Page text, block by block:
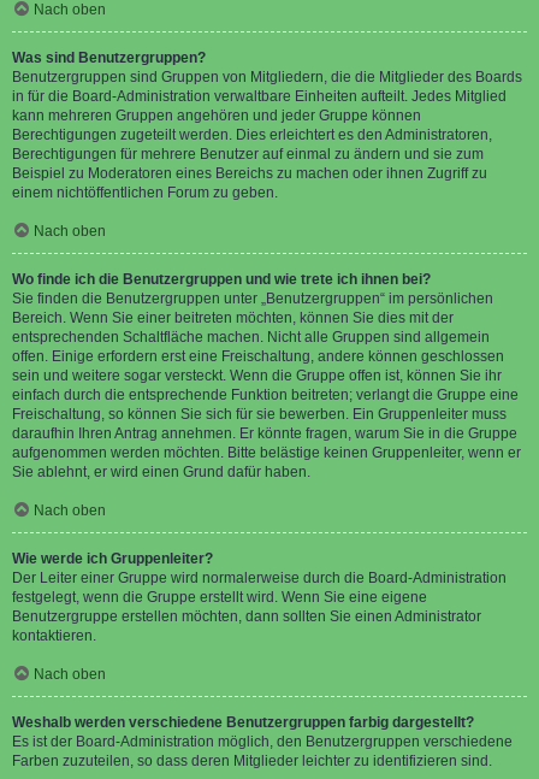
Nach oben
Was sind Benutzergruppen?
Benutzergruppen sind Gruppen von Mitgliedern, die die Mitglieder des Boards
in für die Board-Administration verwaltbare Einheiten aufteilt. Jedes Mitglied
kann mehreren Gruppen angehören und jeder Gruppe können
Berechtigungen zugeteilt werden. Dies erleichtert es den Administratoren,
Berechtigungen für mehrere Benutzer auf einmal zu ändern und sie zum
Beispiel zu Moderatoren eines Bereichs zu machen oder ihnen Zugriff zu
einem nichtöffentlichen Forum zu geben.
Nach oben
Wo finde ich die Benutzergruppen und wie trete ich ihnen bei?
Sie finden die Benutzergruppen unter „Benutzergruppen“ im persönlichen
Bereich. Wenn Sie einer beitreten möchten, können Sie dies mit der
entsprechenden Schaltfläche machen. Nicht alle Gruppen sind allgemein
offen. Einige erfordern erst eine Freischaltung, andere können geschlossen
sein und weitere sogar versteckt. Wenn die Gruppe offen ist, können Sie ihr
einfach durch die entsprechende Funktion beitreten; verlangt die Gruppe eine
Freischaltung, so können Sie sich für sie bewerben. Ein Gruppenleiter muss
daraufhin Ihren Antrag annehmen. Er könnte fragen, warum Sie in die Gruppe
aufgenommen werden möchten. Bitte belästige keinen Gruppenleiter, wenn er
Sie ablehnt, er wird einen Grund dafür haben.
Nach oben
Wie werde ich Gruppenleiter?
Der Leiter einer Gruppe wird normalerweise durch die Board-Administration
festgelegt, wenn die Gruppe erstellt wird. Wenn Sie eine eigene
Benutzergruppe erstellen möchten, dann sollten Sie einen Administrator
kontaktieren.
Nach oben
Weshalb werden verschiedene Benutzergruppen farbig dargestellt?
Es ist der Board-Administration möglich, den Benutzergruppen verschiedene
Farben zuzuteilen, so dass deren Mitglieder leichter zu identifizieren sind.